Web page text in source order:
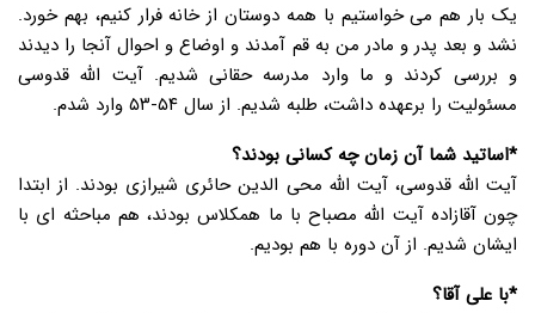
یک بار هم می خواستیم با همه دوستان از خانه فرار کنیم، بهم خورد.
نشد و بعد پدر و مادر من به قم آمدند و اوضاع و احوال آنجا را دیدند
و بررسی کردند و ما وارد مدرسه حقانی شدیم. آیت الله قدوسی
مسئولیت را برعهده داشت، طلبه شدیم. از سال ۵۴-۵۳ وارد شدم.
*اساتید شما آن زمان چه کسانی بودند؟
آیت الله قدوسی، آیت الله محی الدین حائری شیرازی بودند. از ابتدا
چون آقازاده آیت الله مصباح با ما همکلاس بودند، هم مباحثه ای با
ایشان شدیم. از آن دوره با هم بودیم.
*با علی آقا؟